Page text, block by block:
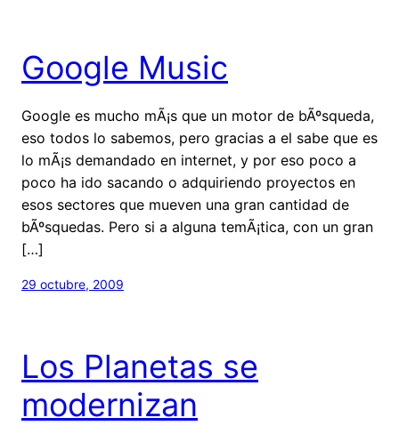
Google Music
Google es mucho mÃ¡s que un motor de bÃºsqueda,
eso todos lo sabemos, pero gracias a el sabe que es
lo mÃ¡s demandado en internet, y por eso poco a
poco ha ido sacando o adquiriendo proyectos en
esos sectores que mueven una gran cantidad de
bÃºsquedas. Pero si a alguna temÃ¡tica, con un gran
[…]
29 octubre, 2009
Los Planetas se
modernizan